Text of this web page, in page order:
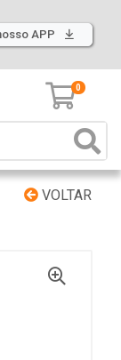
APP
0
VOLTAR